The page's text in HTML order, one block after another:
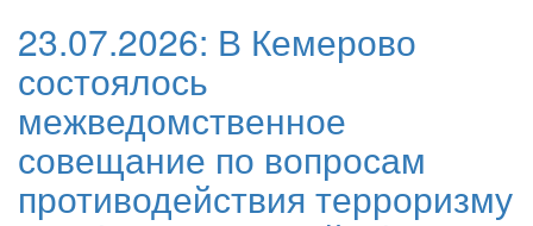
23.07.2026: В Кемерово
состоялось
межведомственное
совещание по вопросам
противодействия терроризму